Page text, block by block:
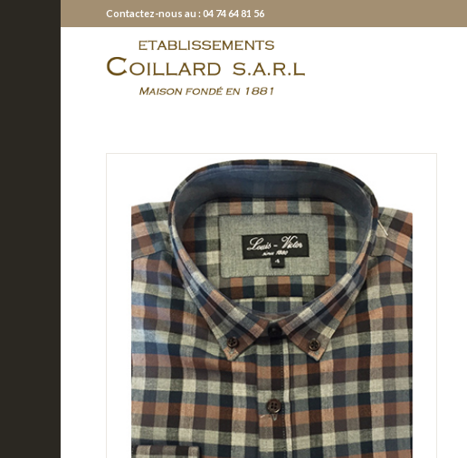
Contactez-nous au : 04 74 64 81 56